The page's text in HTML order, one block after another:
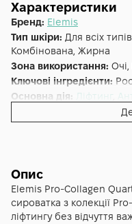
Характеристики
Бренд: Elemis
Тип шкіри: Для всіх
Комбінована, Жирна
Зона використання:
Ключові інгредієнти:
Основна дія: Ліфтинг
Додаткові властивості:
Альтернативна назва:
Про-Коллаген Кварц -
Опис
Elemis Pro‑Collagen
сироватка з колекції
ліфтингу без відчуття